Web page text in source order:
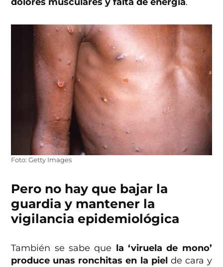
Foto: Getty Images
Pero no hay que bajar la
guardia y mantener la
vigilancia epidemiológica
También se sabe que la ‘viruela de mono’
produce unas ronchitas en la piel de cara y